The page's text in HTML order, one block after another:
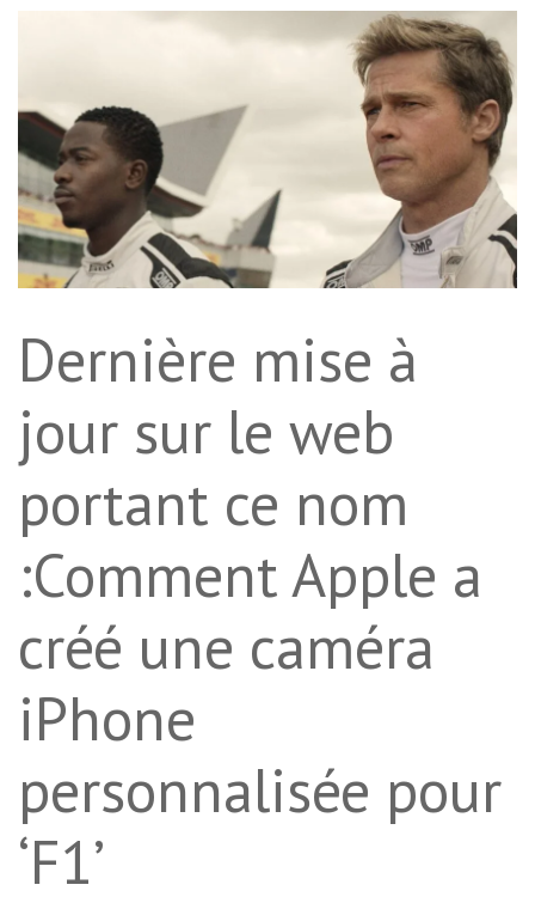
Dernière mise à
jour sur le web
portant ce nom
:Comment Apple a
créé une caméra
iPhone
personnalisée pour
‘F1’